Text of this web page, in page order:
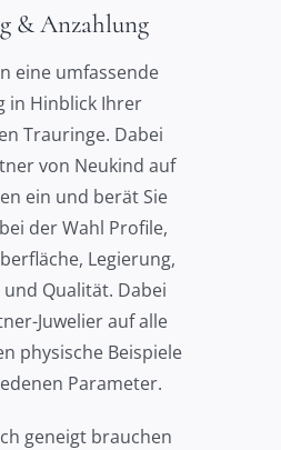
& Anzahlung
eine umfassende
in Hinblick Ihrer
Trauringe. Dabei
von Neukind auf
ein und berät Sie
der Wahl Profile,
Legierung,
Qualität. Dabei
Juwelier auf alle
physische Beispiele
Parameter.
geneigt brauchen